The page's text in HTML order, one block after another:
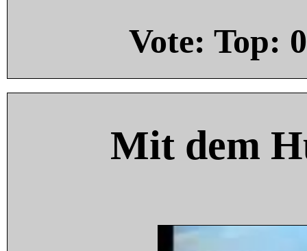
Vote: Top: 0
Mit dem